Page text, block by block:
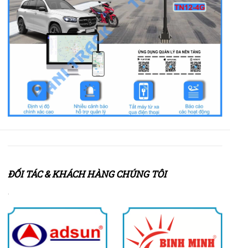
ĐỐI TÁC & KHÁCH HÀNG CHÚNG TÔI
.